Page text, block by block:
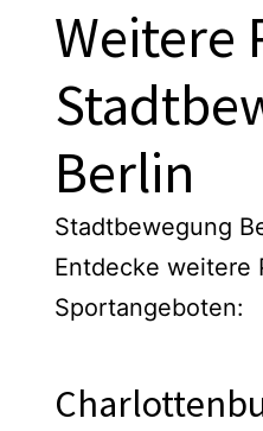
Weitere
Berlin
Stadtbewegung
Entdecke weitere
Sportangeboten: